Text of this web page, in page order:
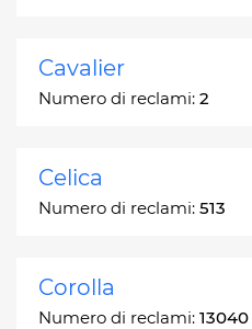
Cavalier
Numero di reclami: 2
Celica
Numero di reclami: 513
Corolla
Numero di reclami: 13040